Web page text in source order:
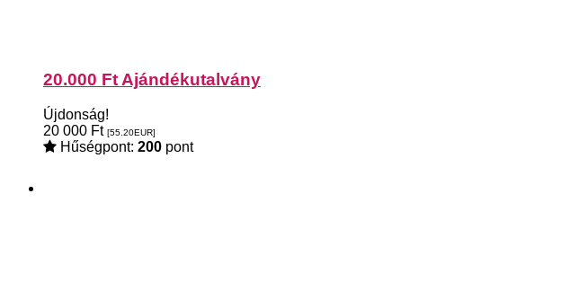
20.000 Ft Ajándékutalvány
Újdonság!
20 000 Ft [55.20EUR]
Hűségpont: 200 pont